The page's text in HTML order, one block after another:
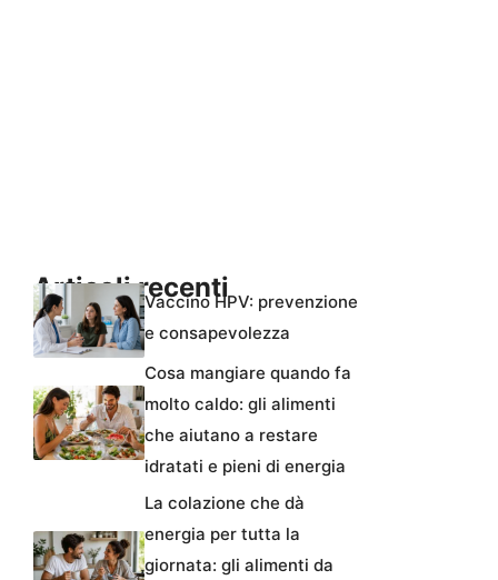
Articoli recentiVaccino HPV: prevenzione
e consapevolezza
Cosa mangiare quando fa
molto caldo: gli alimenti
che aiutano a restare
idratati e pieni di energia
La colazione che dà
energia per tutta la
giornata: gli alimenti da